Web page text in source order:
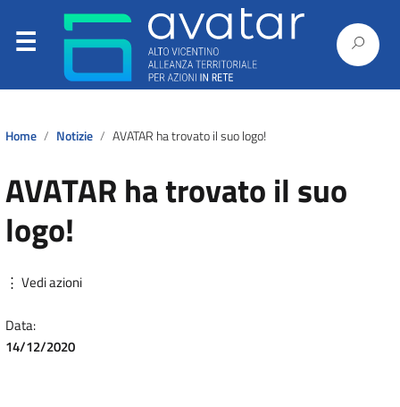
Home Notizie AVATAR ha trovato il suo logo!
AVATAR ha trovato il suo
logo!
⋮ Vedi azioni
Data:
14/12/2020